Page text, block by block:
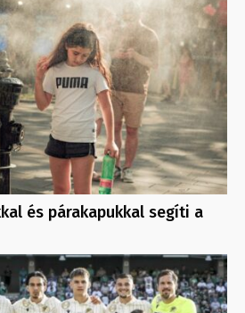
és párakapukkal segíti a